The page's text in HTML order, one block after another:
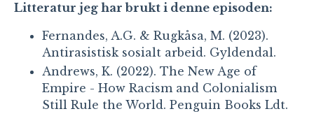
Litteratur jeg har brukt i denne episoden:
Fernandes, A.G. & Rugkåsa, M. (2023).
Antirasistisk sosialt arbeid. Gyldendal.
Andrews, K. (2022). The New Age of
Empire - How Racism and Colonialism
Still Rule the World. Penguin Books Ldt.